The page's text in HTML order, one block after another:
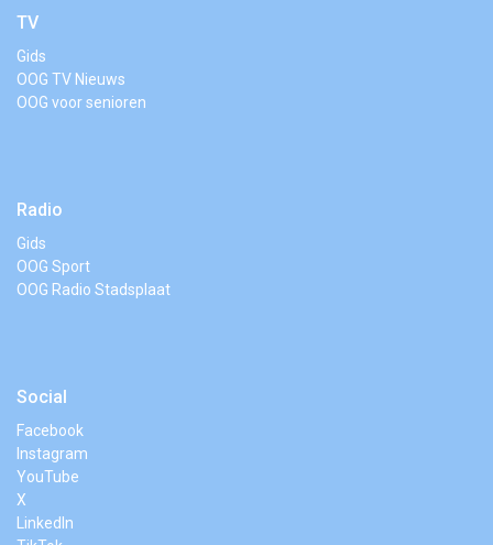
TV
Gids
OOG TV Nieuws
OOG voor senioren
Radio
Gids
OOG Sport
OOG Radio Stadsplaat
Social
Facebook
Instagram
YouTube
X
LinkedIn